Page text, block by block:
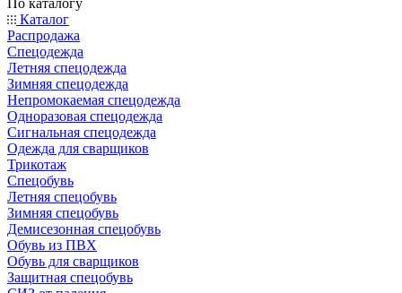
По каталогу
Каталог
Распродажа
Спецодежда
Летняя спецодежда
Зимняя спецодежда
Непромокаемая спецодежда
Одноразовая спецодежда
Сигнальная спецодежда
Одежда для сварщиков
Трикотаж
Спецобувь
Летняя спецобувь
Зимняя спецобувь
Демисезонная спецобувь
Обувь из ПВХ
Обувь для сварщиков
Защитная спецобувь